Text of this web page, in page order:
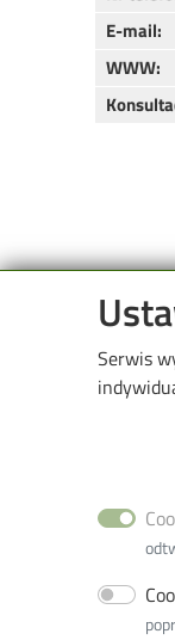
Serwis
E-mail:
WWW:
Image